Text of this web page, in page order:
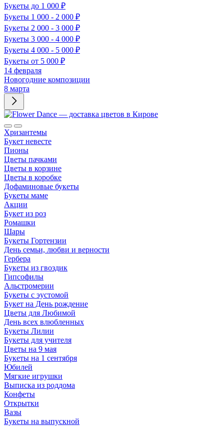
Букеты до 1 000 ₽
Букеты 1 000 - 2 000 ₽
Букеты 2 000 - 3 000 ₽
Букеты 3 000 - 4 000 ₽
Букеты 4 000 - 5 000 ₽
Букеты от 5 000 ₽
14 февраля
Новогодние композиции
8 марта
Хризантемы
Букет невесте
Пионы
Цветы пачками
Цветы в корзине
Цветы в коробке
Дофаминовые букеты
Букеты маме
Акции
Букет из роз
Ромашки
Шары
Букеты Гортензии
День семьи, любви и верности
Гербера
Букеты из гвоздик
Гипсофилы
Альстромерии
Букеты с эустомой
Букет на День рождение
Цветы для Любимой
День всех влюбленных
Букеты Лилии
Букеты для учителя
Цветы на 9 мая
Букеты на 1 сентября
Юбилей
Мягкие игрушки
Выписка из роддома
Конфеты
Открытки
Вазы
Букеты на выпускной